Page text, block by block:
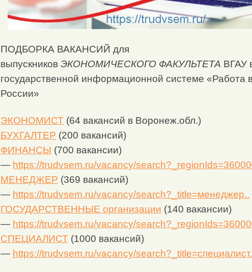
ПОДБОРКА ВАКАНСИЙ для
выпускников ЭКОНОМИЧЕСКОГО ФАКУЛЬТЕТА ВГАУ
государственной информационной системе «Работа
России»
ЭКОНОМИСТ (64 вакансий в Воронеж.обл.)
БУХГАЛТЕР (200 вакансий)
ФИНАНСЫ (700 вакансии)
— https://trudvsem.ru/vacancy/
МЕНЕДЖЕР (369 вакансий)
— https://trudvsem.ru/vacancy/search?_title=менеджер..
ГОСУДАРСТВЕННЫЕ организации (140 вакансии)
— https://trudvsem.ru/vacancy/
СПЕЦИАЛИСТ (1000 вакансий)
— https://trudvsem.ru/vacancy/